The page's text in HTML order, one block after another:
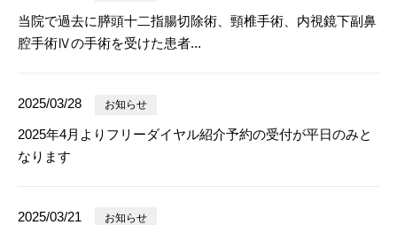
当院で過去に膵頭十二指腸切除術、頸椎手術、内視鏡下副鼻
腔手術Ⅳの手術を受けた患者...
2025/03/28 お知らせ
2025年4月よりフリーダイヤル紹介予約の受付が平日のみと
なります
2025/03/21 お知らせ